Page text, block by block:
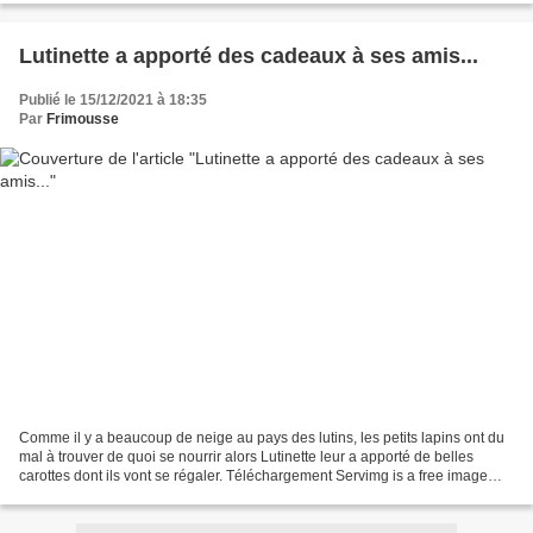
Lutinette a apporté des cadeaux à ses amis...
Publié le 15/12/2021 à 18:35
Par Frimousse
Comme il y a beaucoup de neige au pays des lutins, les petits lapins ont du
mal à trouver de quoi se nourrir alors Lutinette leur a apporté de belles
carottes dont ils vont se régaler. Téléchargement Servimg is a free image